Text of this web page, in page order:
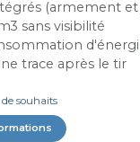
(armement et
sans visibilité
trace après le tir
souhaits